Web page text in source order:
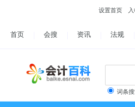
设置首页
首页 会搜 资讯 法规
词条